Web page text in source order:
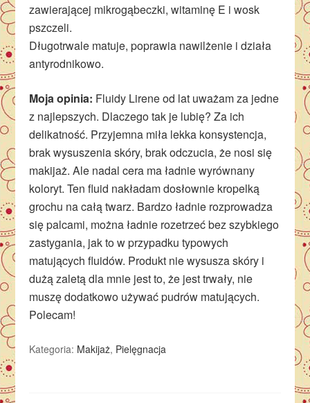
zawierającej mikrogąbeczki, witaminę E i wosk
pszczeli.
Długotrwale matuje, poprawia nawilżenie i działa
antyrodnikowo.
Moja opinia: Fluidy Lirene od lat uważam za jedne
z najlepszych. Dlaczego tak je lubię? Za ich
delikatność. Przyjemna miła lekka konsystencja,
brak wysuszenia skóry, brak odczucia, że nosi się
makijaż. Ale nadal cera ma ładnie wyrównany
koloryt. Ten fluid nakładam dosłownie kropelką
grochu na całą twarz. Bardzo ładnie rozprowadza
się palcami, można ładnie rozetrzeć bez szybkiego
zastygania, jak to w przypadku typowych
matujących fluidów. Produkt nie wysusza skóry i
dużą zaletą dla mnie jest to, że jest trwały, nie
muszę dodatkowo używać pudrów matujących.
Polecam!
Kategoria: Makijaż, Pielęgnacja